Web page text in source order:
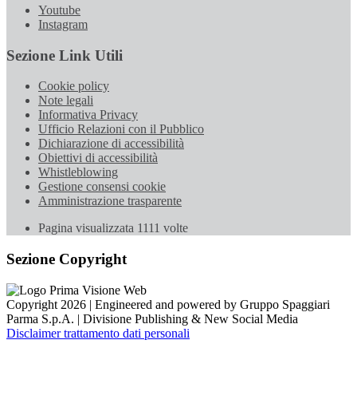
Youtube
Instagram
Sezione Link Utili
Cookie policy
Note legali
Informativa Privacy
Ufficio Relazioni con il Pubblico
Dichiarazione di accessibilità
Obiettivi di accessibilità
Whistleblowing
Gestione consensi cookie
Amministrazione trasparente
Pagina visualizzata 1111 volte
Sezione Copyright
Copyright 2026 | Engineered and powered by Gruppo Spaggiari
Parma S.p.A. | Divisione Publishing & New Social Media
Disclaimer trattamento dati personali